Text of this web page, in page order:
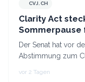
CVJ.CHCVJ.CH
Clarity Act
Sommerpause
Der Senat hat vor
Abstimmung zum
Geldwäsche-
vor 2 Tagen